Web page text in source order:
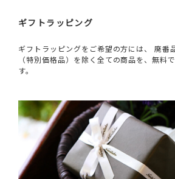
ギフトラッピング
ギフトラッピングをご希望の方には、 廃番
（特別価格品）を除く全ての商品を、無料
す。